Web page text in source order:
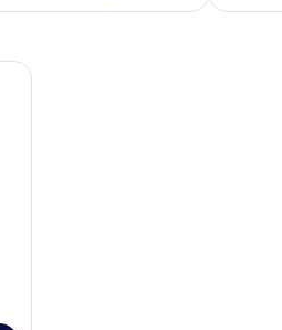
jumeaux | Bureau, chambres